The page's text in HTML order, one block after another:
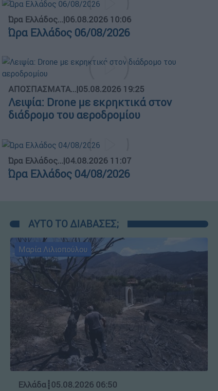
Ώρα Ελλάδος...|06.08.2026 10:06
Ώρα Ελλάδος 06/08/2026
ΑΠΟΣΠΑΣΜΑΤΑ...|05.08.2026 19:25
Λειψία: Drone με εκρηκτικά στον
διάδρομο του αεροδρομίου
Ώρα Ελλάδος...|04.08.2026 11:07
Ώρα Ελλάδος 04/08/2026
ΑΥΤΟ ΤΟ ΔΙΑΒΑΣΕΣ;
Μαρία Λιλιοπούλου
Ελλάδα┋05.08.2026 06:50